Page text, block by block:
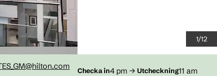
1/12
@hilton.com Checka in4 pm → Utcheckning11 am